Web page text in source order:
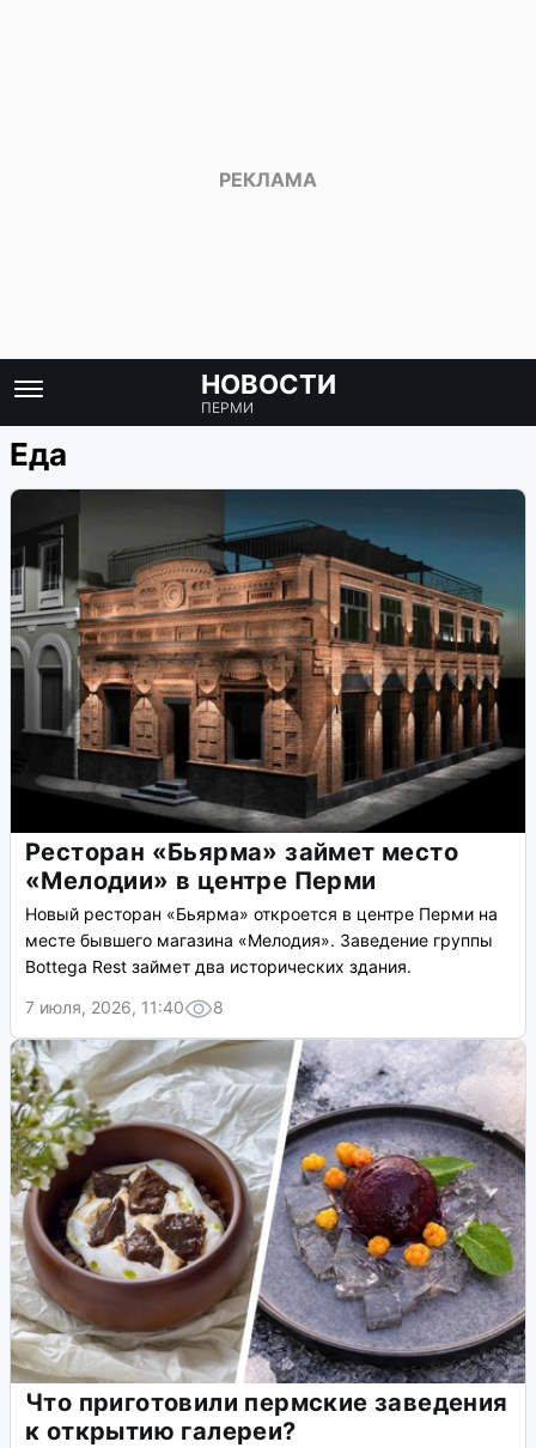
НОВОСТИ
ПЕРМИ
Еда
Ресторан «Бьярма» займет место
«Мелодии» в центре Перми
Новый ресторан «Бьярма» откроется в центре Перми на
месте бывшего магазина «Мелодия». Заведение группы
Bottega Rest займет два исторических здания.
7 июля, 2026, 11:40
8
Что приготовили пермские заведения
к открытию галереи?